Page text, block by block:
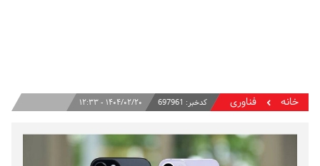
خانه فناوری کدخبر: 697961 ۱۴۰۴/۰۲/۲۰ - ۱۲:۳۳